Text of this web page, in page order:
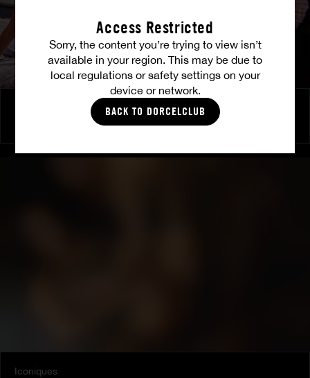
Access Restricted
Sorry, the content you’re trying to view isn’t
available in your region. This may be due to
local regulations or safety settings on your
device or network.
BACK TO DORCELCLUB
La chambre des délices
Iconiques